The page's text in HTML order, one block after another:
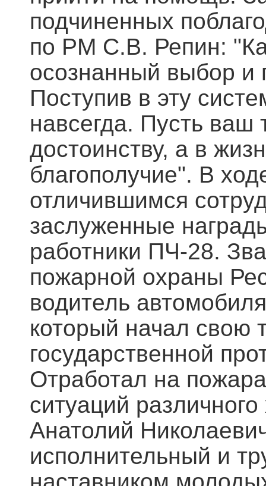
подчиненных
по РМ С.В. Репин:
осознанный выбор
Поступив в эту
навсегда. Пусть ваш
достоинству, а в
благополучие". В
отличившимся
заслуженные
работники ПЧ-28.
пожарной охраны
водитель
который начал свою
государственной
Отработал на
ситуаций
Анатолий
исполнительный и